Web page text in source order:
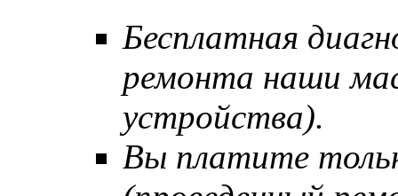
Бесплатная
ремонта наши
устройства).
Вы платите